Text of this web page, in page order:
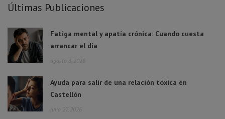
Últimas Publicaciones
Fatiga mental y apatía crónica: Cuando cuesta
arrancar el día
agosto 3, 2026
Ayuda para salir de una relación tóxica en
Castellón
julio 27, 2026